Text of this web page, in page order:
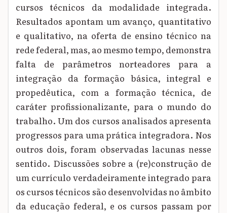
cursos técnicos da modalidade integrada.
Resultados apontam um avanço, quantitativo
e qualitativo, na oferta de ensino técnico na
rede federal, mas, ao mesmo tempo, demonstra
falta de parâmetros norteadores para a
integração da formação básica, integral e
propedêutica, com a formação técnica, de
caráter profissionalizante, para o mundo do
trabalho. Um dos cursos analisados apresenta
progressos para uma prática integradora. Nos
outros dois, foram observadas lacunas nesse
sentido. Discussões sobre a (re)construção de
um currículo verdadeiramente integrado para
os cursos técnicos são desenvolvidas no âmbito
da educação federal, e os cursos passam por